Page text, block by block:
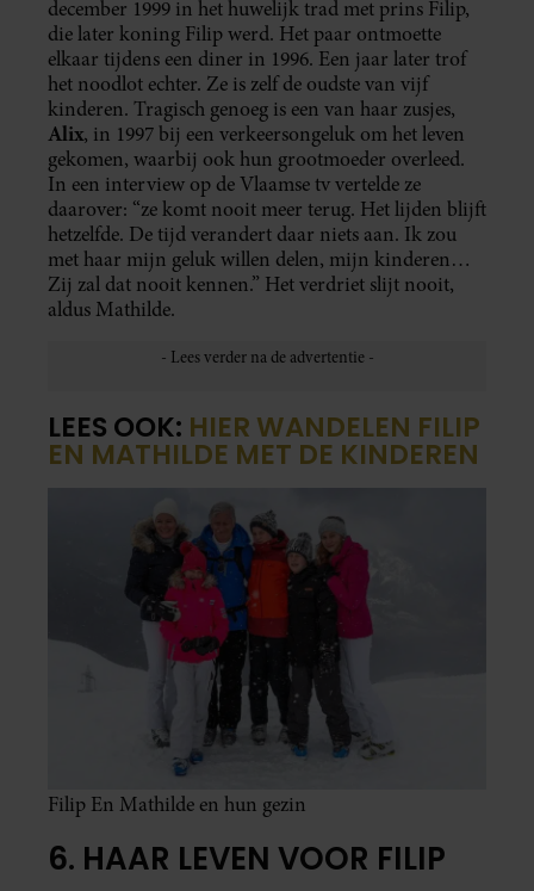
december 1999 in het huwelijk trad met prins Filip,
die later koning Filip werd. Het paar ontmoette
elkaar tijdens een diner in 1996. Een jaar later trof
het noodlot echter. Ze is zelf de oudste van vijf
kinderen. Tragisch genoeg is een van haar zusjes,
Alix, in 1997 bij een verkeersongeluk om het leven
gekomen, waarbij ook hun grootmoeder overleed.
In een interview op de Vlaamse tv vertelde ze
daarover: “ze komt nooit meer terug. Het lijden blijft
hetzelfde. De tijd verandert daar niets aan. Ik zou
met haar mijn geluk willen delen, mijn kinderen…
Zij zal dat nooit kennen.” Het verdriet slijt nooit,
aldus Mathilde.
LEES OOK: HIER WANDELEN FILIP
EN MATHILDE MET DE KINDEREN
Filip En Mathilde en hun gezin
6. HAAR LEVEN VOOR FILIP